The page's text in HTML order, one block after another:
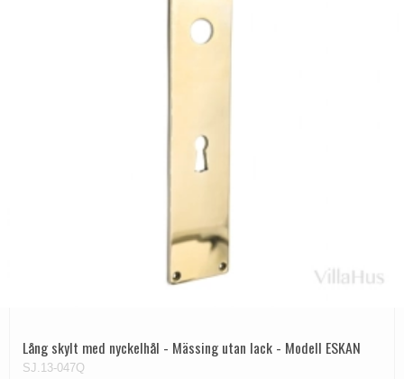
Lång skylt med nyckelhål - Mässing utan lack - Modell ESKAN
SJ.13-047Q